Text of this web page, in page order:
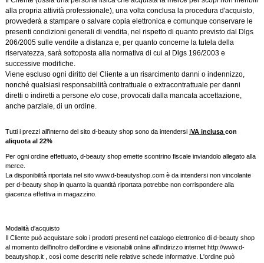
alla propria attività professionale), una volta conclusa la procedura d'acquisto,
provvederà a stampare o salvare copia elettronica e comunque conservare le
presenti condizioni generali di vendita, nel rispetto di quanto previsto dal Dlgs
206/2005 sulle vendite a distanza e, per quanto concerne la tutela della
riservatezza, sarà sottoposta alla normativa di cui al Dlgs 196/2003 e
successive modifiche.
Viene escluso ogni diritto del Cliente a un risarcimento danni o indennizzo,
nonché qualsiasi responsabilità contrattuale o extracontrattuale per danni
diretti o indiretti a persone e/o cose, provocati dalla mancata accettazione,
anche parziale, di un ordine.
Tutti i prezzi all’interno del sito d-beauty shop sono da intendersi IVA inclusa con
aliquota al 22%
Per ogni ordine effettuato, d-beauty shop emette scontrino fiscale inviandolo allegato alla
merce.
La disponibilità riportata nel sito www.d-beautyshop.com è da intendersi non vincolante
per d-beauty shop in quanto la quantità riportata potrebbe non corrispondere alla
giacenza effettiva in magazzino.
Modalità d'acquisto
Il Cliente può acquistare solo i prodotti presenti nel catalogo elettronico di d-beauty shop
al momento dell'inoltro dell'ordine e visionabili online all'indirizzo internet http://www.d-
beautyshop.it , così come descritti nelle relative schede informative. L'ordine può